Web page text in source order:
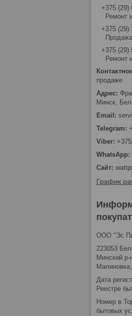
+375 (29)
Ремонт
+375 (29)
+375 (29)
Ремонт
продаже
Минск,
График
ООО "Эс
223053
Минский
Дата
Реестре
Номер в
бытовых